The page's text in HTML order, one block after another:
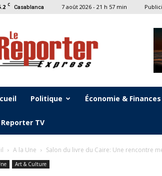
C Casablanca 7 août 2026 - 21 h 57 min
Le
Reporter
Express
Politique Économie & Finances
Reporter TV
A la Une Salon du livre du Caire: Une rencontre
Art & Culture